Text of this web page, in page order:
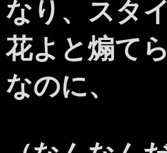
なり、スタ
花よと煽て
なのに、